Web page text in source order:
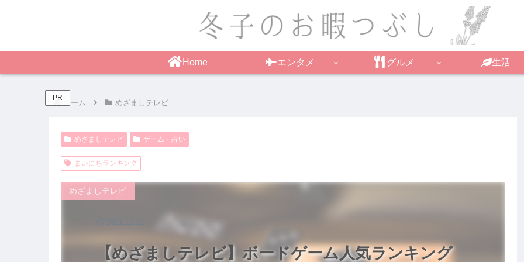
Home エンタメ グルメ 生活
PR
ホーム めざましテレビ
めざましテレビ ゲーム・占い
まいにちランキング
【めざましテレビ】ボードゲーム人気ランキング
めざましテレビ
2021.12.22